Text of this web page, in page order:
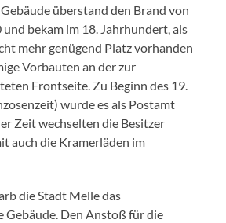
überstand den Brand von
bekam im 18. Jahrhundert, als
mehr genügend Platz vorhanden
Vorbauten an der zur
Frontseite. Zu Beginn des 19.
wurde es als Postamt
Zeit wechselten die Besitzer
auch die Kramerläden im
die Stadt Melle das
Gebäude. Den Anstoß für die